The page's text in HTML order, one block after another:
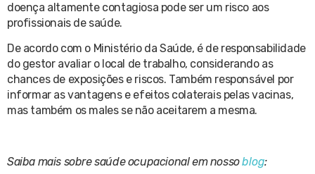
doença altamente contagiosa pode ser um risco aos
profissionais de saúde.
De acordo com o Ministério da Saúde, é de responsabilidade
do gestor avaliar o local de trabalho, considerando as
chances de exposições e riscos. Também responsável por
informar as vantagens e efeitos colaterais pelas vacinas,
mas também os males se não aceitarem a mesma.
Saiba mais sobre saúde ocupacional em nossoblog: